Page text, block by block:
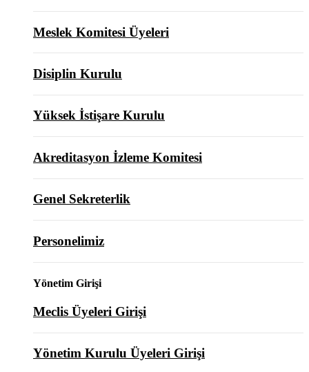
Meslek Komitesi Üyeleri
Disiplin Kurulu
Yüksek İstişare Kurulu
Akreditasyon İzleme Komitesi
Genel Sekreterlik
Personelimiz
Yönetim Girişi
Meclis Üyeleri Girişi
Yönetim Kurulu Üyeleri Girişi